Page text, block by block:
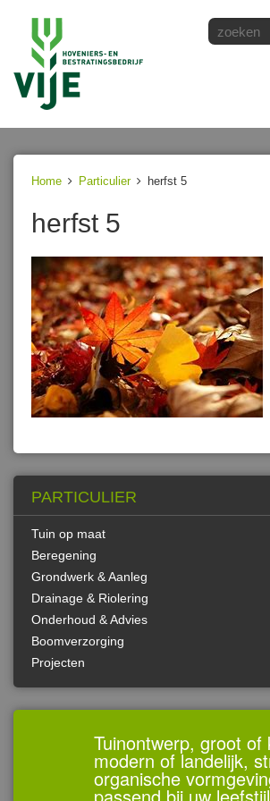
Home Particulier herfst 5
herfst 5
PARTICULIER
Tuin op maat
Beregening
Grondwerk & Aanleg
Drainage & Riolering
Onderhoud & Advies
Boomverzorging
Projecten
Tuinontwerp, groot of
modern of landelijk,
organische